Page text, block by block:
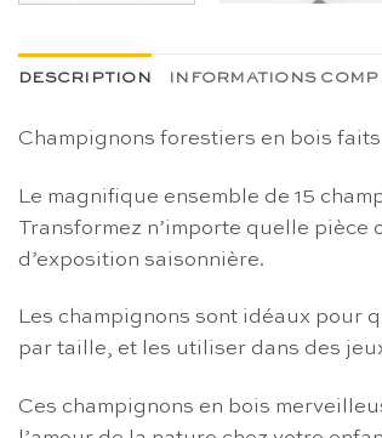
DESCRIPTION INFORMATIONS
Champignons forestiers en bois
Le magnifique ensemble de 15
Transformez n’importe quelle
d’exposition saisonnière.
Les champignons sont idéaux pour
par taille, et les utiliser dans des
Ces champignons en bois